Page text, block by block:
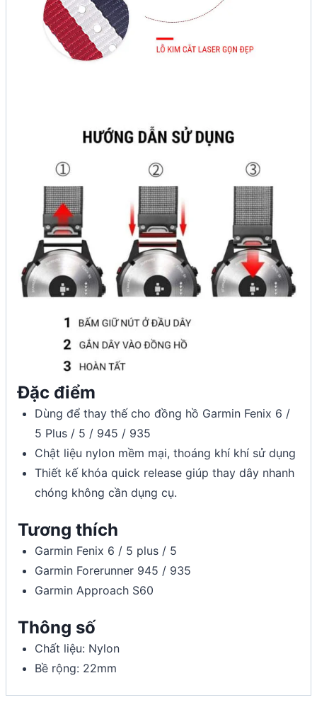
Đặc điểm
Dùng để thay thế cho đồng hồ Garmin Fenix 6 /
5 Plus / 5 / 945 / 935
Chật liệu nylon mềm mại, thoáng khí khí sử dụng
Thiết kế khóa quick release giúp thay dây nhanh
chóng không cần dụng cụ.
Tương thích
Garmin Fenix 6 / 5 plus / 5
Garmin Forerunner 945 / 935
Garmin Approach S60
Thông số
Chất liệu: Nylon
Bề rộng: 22mm